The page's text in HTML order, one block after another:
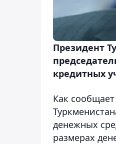
Президент
кредитных
Как
денежных
размерах